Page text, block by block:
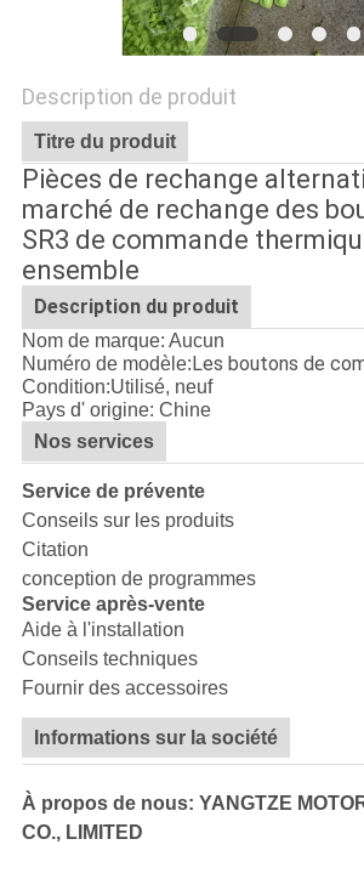
POLITIQUE
DE
CONFIDENTIALITÉ
Description de produit
Titre du produit
Pièces de rechange
marché de rechange des
SR3 de commande
ensemble
Description du produit
Nom de marque: Aucun
Numéro de modèle: Les boutons de
Condition:Utilisé, neuf
Pays d' origine: Chine
Nos services
Service de prévente
Conseils sur les produits
Citation
conception de programmes
Service après-vente
Aide à l'installation
Conseils techniques
Fournir des accessoires
Informations sur la société
À propos de nous: YANGTZE
CO., LIMITED